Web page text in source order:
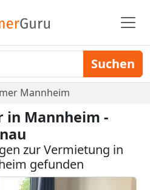
Suchen
Mannheim
Mannheim -
zur Vermietung in
gefunden